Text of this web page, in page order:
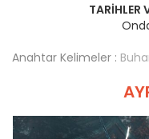
TARIHLER
Anahtar Kelimeler :